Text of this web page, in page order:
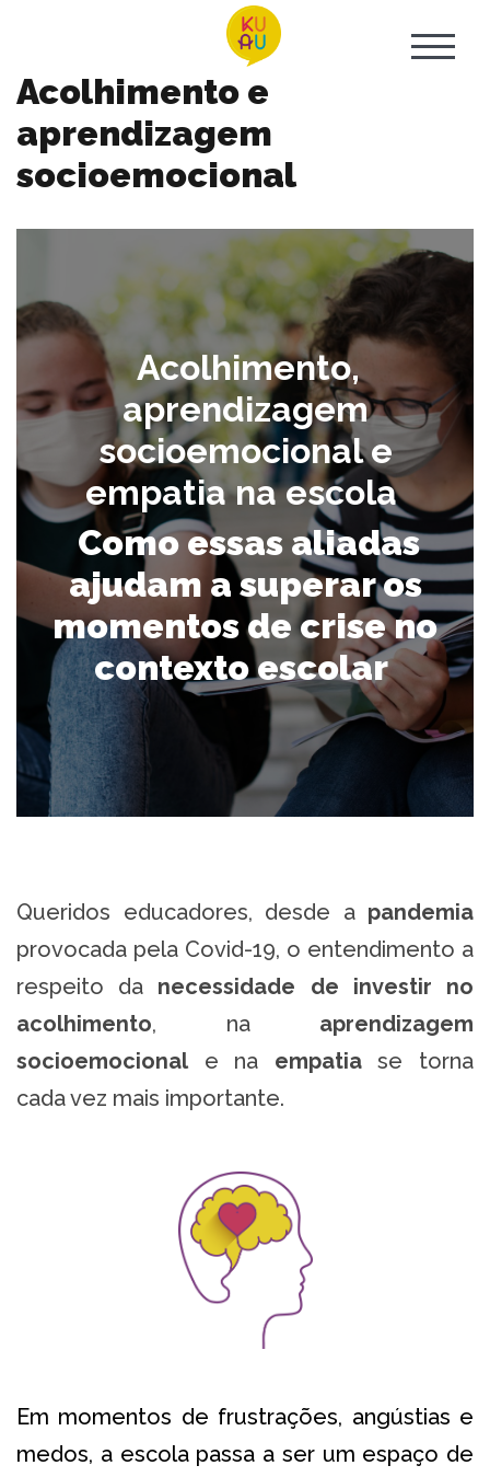
Acolhimento e
aprendizagem
socioemocional
Acolhimento,
aprendizagem
socioemocional e
empatia na escola
Como essas aliadas
ajudam a superar os
momentos de crise no
contexto escolar
Queridos educadores, desde a pandemia
provocada pela Covid-19, o entendimento a
respeito da necessidade de investir no
acolhimento, na aprendizagem
socioemocional e na empatiase torna
cada vez mais importante.
Em momentos de frustrações, angústias e
medos, a escola passa a ser um espaço de